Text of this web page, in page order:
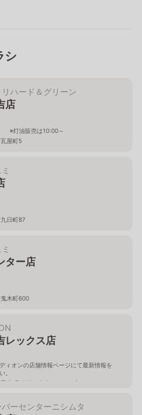
シ
リハード＆グリーン
店
灯油販売は10:00～
屋町5
日町87
ター店
木町600
レックス店
ィオンの店舗情報ページにて最新情報を
。
来町1326-1人吉レックス内
パーセンターニシムタ